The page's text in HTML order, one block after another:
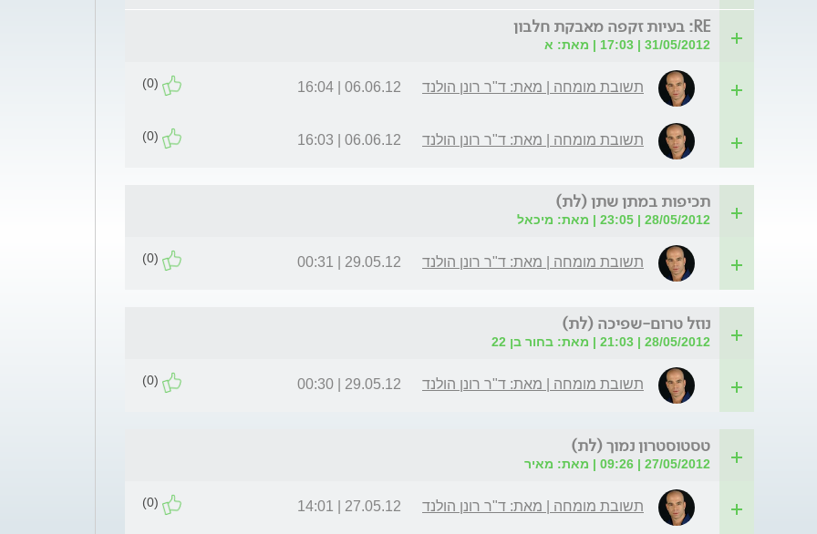
RE: בעיות זקפה מאבקת חלבון
31/05/2012 | 17:03 | מאת: א
תשובת מומחה | מאת: ד"ר רונן הולנד 06.06.12 | 16:04
(0)
תשובת מומחה | מאת: ד"ר רונן הולנד 06.06.12 | 16:03
(0)
תכיפות במתן שתן (לת)
28/05/2012 | 23:05 | מאת: מיכאל
תשובת מומחה | מאת: ד"ר רונן הולנד 29.05.12 | 00:31
(0)
נוזל טרום-שפיכה (לת)
28/05/2012 | 21:03 | מאת: בחור בן 22
תשובת מומחה | מאת: ד"ר רונן הולנד 29.05.12 | 00:30
(0)
טסטוסטרון נמוך (לת)
27/05/2012 | 09:26 | מאת: מאיר
תשובת מומחה | מאת: ד"ר רונן הולנד 27.05.12 | 14:01
(0)